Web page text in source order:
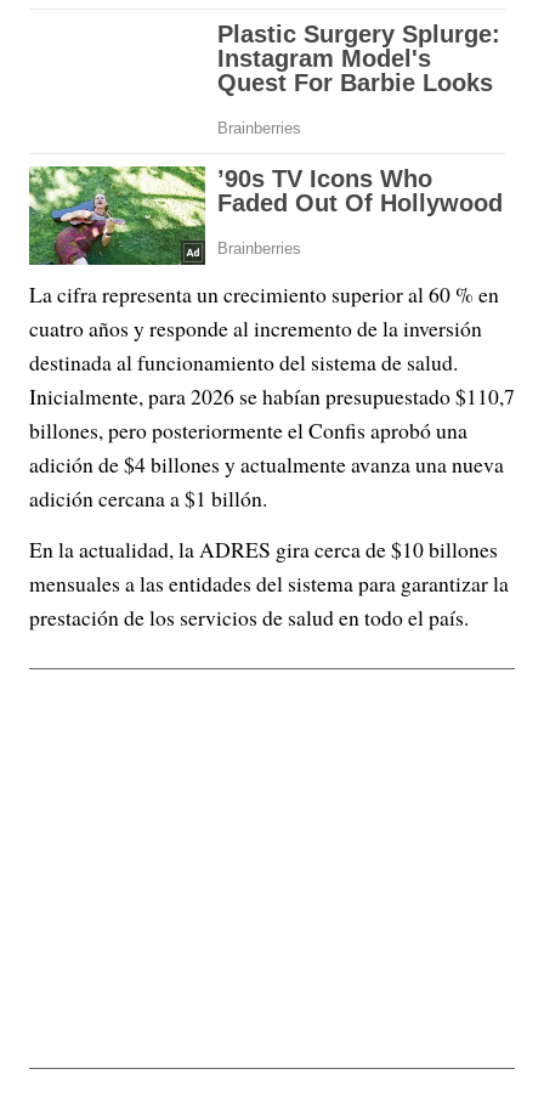
La cifra representa un crecimiento superior al 60 % en
cuatro años y responde al incremento de la inversión
destinada al funcionamiento del sistema de salud.
Inicialmente, para 2026 se habían presupuestado $110,7
billones, pero posteriormente el Confis aprobó una
adición de $4 billones y actualmente avanza una nueva
adición cercana a $1 billón.
En la actualidad, la ADRES gira cerca de $10 billones
mensuales a las entidades del sistema para garantizar la
prestación de los servicios de salud en todo el país.